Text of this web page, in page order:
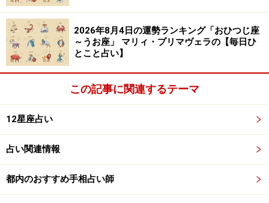
2026年8月4日の運勢ランキング「おひつじ座
～うお座」 マリィ・プリマヴェラの【毎日ひ
とこと占い】
この記事に関連するテーマ
12星座占い
占い関連情報
都内のおすすめ手相占い師